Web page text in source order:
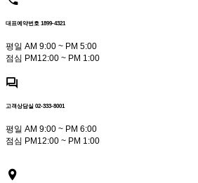
대표예약번호 1899-4321
평일 AM 9:00 ~ PM 5:00
점심 PM12:00 ~ PM 1:00
고객상담실 02-333-8001
평일 AM 9:00 ~ PM 6:00
점심 PM12:00 ~ PM 1:00